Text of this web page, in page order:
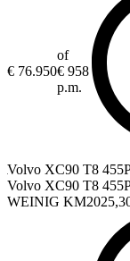
€ 76.950
of
€ 958
p.m.
Volvo XC90 T8
WEINIG KM2025
Volvo XC90 T8